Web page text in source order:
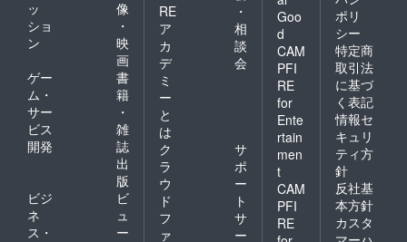
3日ま
で）
ッ
ショ
ン
像
・
映
画
ゲー
ム・
サー
ビス
開発
書
籍
・
雑
誌
出
版
ビジ
ネ
ス・
ビ
ュ
ー
RE
ア
カ
デ
ミ
ー
と
は
・
相
談
会
ク
ラ
ウ
ド
フ
ァ
サ
ポ
ー
ト
サ
ー
Goo
d
CAM
PFI
RE
for
Ente
rtain
men
t
CAM
PFI
RE
ポリ
シー
特定商
取引法
に基づ
く表記
情報セ
キュリ
ティ方
針
反社基
本方針
カスタ